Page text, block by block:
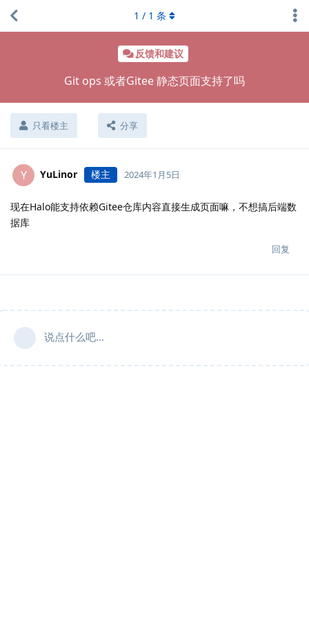
反馈和建议
Git ops 或者Gitee 静态页面支持了吗
只看楼主 分享
1 / 1 条
Y YuLinor 楼主 2024年1月5日
现在Halo能支持依赖Gitee仓库内容直接生成页面嘛，不想搞后端数
据库
回复
说点什么吧...